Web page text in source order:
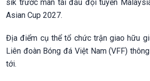
sik trước màn tái đấu đội tuyển
Asian Cup 2027.
Địa điểm cụ thể tổ chức trận giao hữu
Liên đoàn Bóng đá Việt Nam (VFF)
tới.